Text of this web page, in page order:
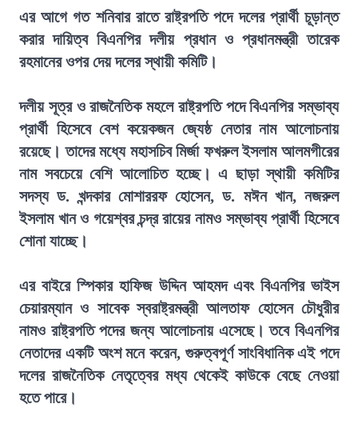
এর আগে গত শনিবার রাতে রাষ্ট্রপতি পদে দলের প্রার্থী চূড়ান্ত
করার দায়িত্ব বিএনপির দলীয় প্রধান ও প্রধানমন্ত্রী তারেক
রহমানের ওপর দেয় দলের স্থায়ী কমিটি।
দলীয় সূত্র ও রাজনৈতিক মহলে রাষ্ট্রপতি পদে বিএনপির সম্ভাব্য
প্রার্থী হিসেবে বেশ কয়েকজন জ্যেষ্ঠ নেতার নাম আলোচনায়
রয়েছে। তাদের মধ্যে মহাসচিব মির্জা ফখরুল ইসলাম আলমগীরের
নাম সবচেয়ে বেশি আলোচিত হচ্ছে। এ ছাড়া স্থায়ী কমিটির
সদস্য ড. খন্দকার মোশাররফ হোসেন, ড. মঈন খান, নজরুল
ইসলাম খান ও গয়েশ্বর চন্দ্র রায়ের নামও সম্ভাব্য প্রার্থী হিসেবে
শোনা যাচ্ছে।
এর বাইরে স্পিকার হাফিজ উদ্দিন আহমদ এবং বিএনপির ভাইস
চেয়ারম্যান ও সাবেক স্বরাষ্ট্রমন্ত্রী আলতাফ হোসেন চৌধুরীর
নামও রাষ্ট্রপতি পদের জন্য আলোচনায় এসেছে। তবে বিএনপির
নেতাদের একটি অংশ মনে করেন, গুরুত্বপূর্ণ সাংবিধানিক এই পদে
দলের রাজনৈতিক নেতৃত্বের মধ্য থেকেই কাউকে বেছে নেওয়া
হতে পারে।